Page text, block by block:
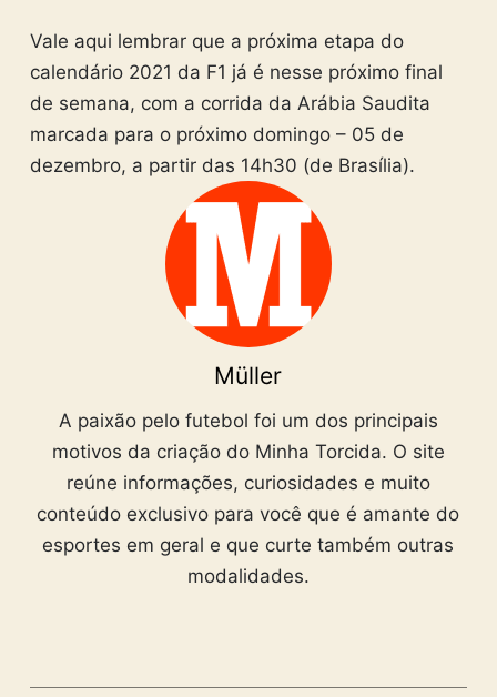
Vale aqui lembrar que a próxima etapa do
calendário 2021 da F1 já é nesse próximo final
de semana, com a corrida da Arábia Saudita
marcada para o próximo domingo – 05 de
dezembro, a partir das 14h30 (de Brasília).
Müller
A paixão pelo futebol foi um dos principais
motivos da criação do Minha Torcida. O site
reúne informações, curiosidades e muito
conteúdo exclusivo para você que é amante do
esportes em geral e que curte também outras
modalidades.